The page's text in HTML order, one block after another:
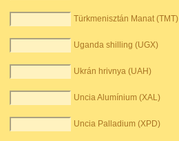
Türkmenisztán Manat (TMT)
Uganda shilling (UGX)
Ukrán hrivnya (UAH)
Uncia Alumínium (XAL)
Uncia Palladium (XPD)